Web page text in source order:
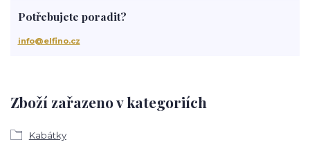
Zboží zařazeno v kategoriích
Kabátky
Potřebujete poradit?
info@elfino.cz